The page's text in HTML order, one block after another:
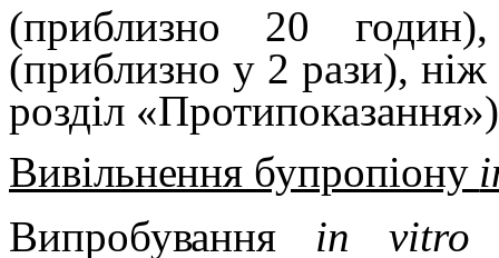
(приблизно 20
(приблизно у 2 рази),
розділ
Вивільнення бупропіону
Випробування in vitro